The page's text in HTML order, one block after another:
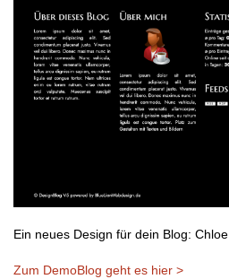
Ein neues Design für dein Blog: Chloe
Zum DemoBlog geht es hier >